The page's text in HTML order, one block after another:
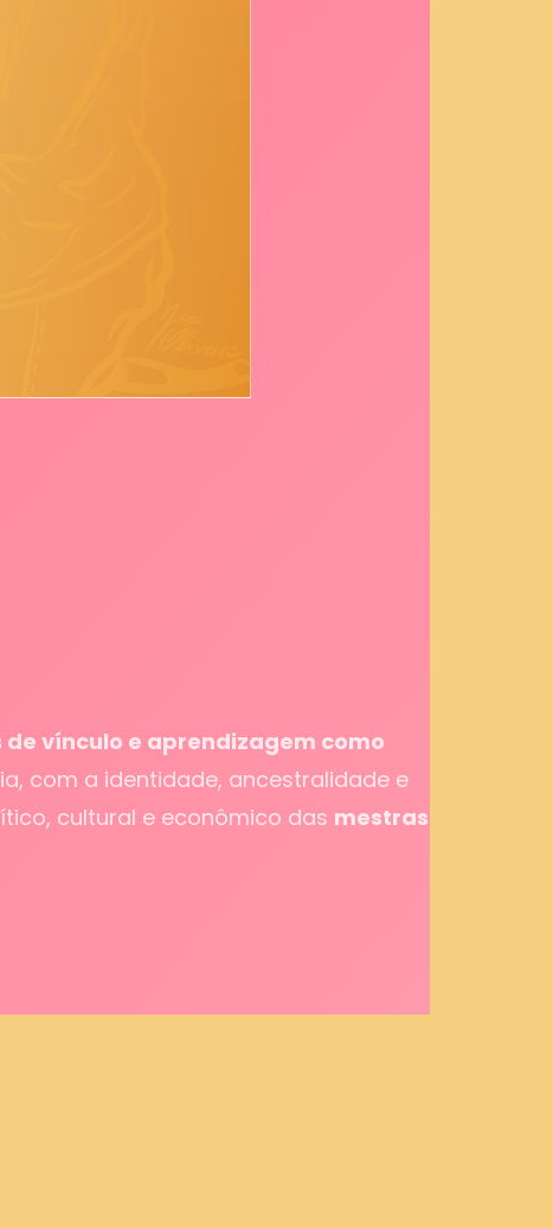
de vínculo e aprendizagem como
com a identidade, ancestralidade e
cultural e econômico das mestras